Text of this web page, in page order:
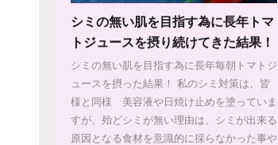
シミの無い肌を目指す為に長年トマ
トジュースを摂り続けてきた結果！
シミの無い肌を目指す為に長年毎朝トマトジ
ュースを摂った結果！ 私のシミ対策は、皆
様と同様 美容液や日焼け止めを塗っていま
すが、殆どシミが無い理由は、シミが出来る
原因となる食材を意識的に採らなかった事や